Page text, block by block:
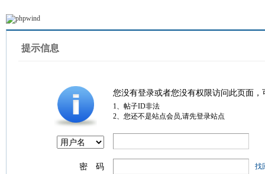
提示信息
您没有登录或者您没有权限访问此页面
1、帖子ID非法
2、您还不是站点会员,请先登录站点
密 码 找